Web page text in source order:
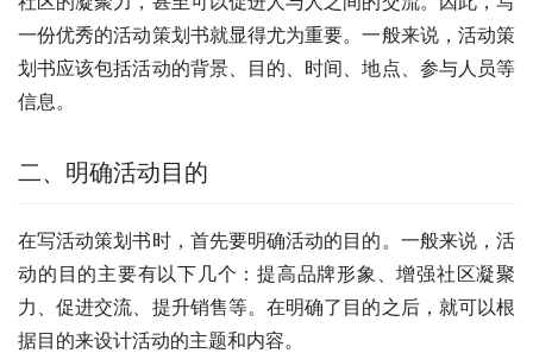
一份优秀的活动策划书就显得尤为重要。一般来说，活动策
划书应该包括活动的背景、目的、时间、地点、参与人员等
信息。
二、明确活动目的
在写活动策划书时，首先要明确活动的目的。一般来说，活
动的目的主要有以下几个：提高品牌形象、增强社区凝聚
力、促进交流、提升销售等。在明确了目的之后，就可以根
据目的来设计活动的主题和内容。